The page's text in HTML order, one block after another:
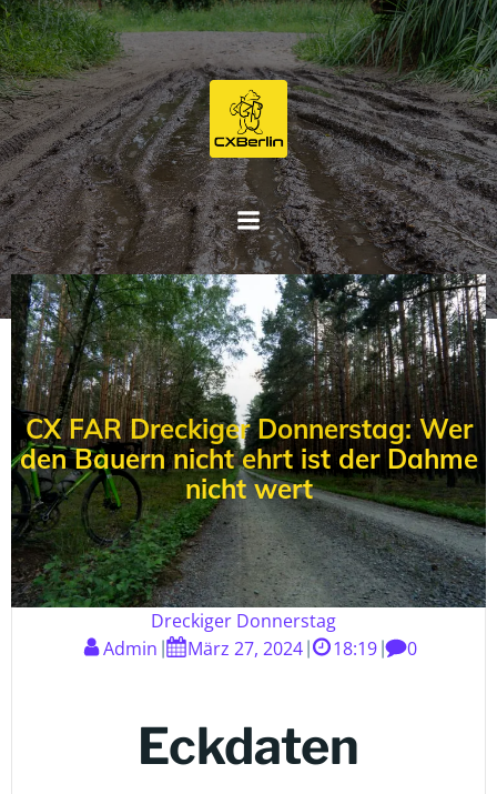
Zum
Inhalt
springen
CX FAR Dreckiger Donnerstag: Wer
den Bauern nicht ehrt ist der Dahme
nicht wert
Dreckiger Donnerstag
Admin
März 27, 2024 18:19 0
Eckdaten